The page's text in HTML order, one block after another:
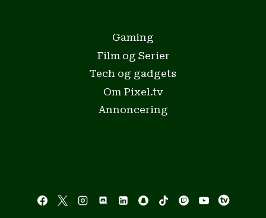
Gaming
Film og Serier
Tech og gadgets
Om Pixel.tv
Annoncering